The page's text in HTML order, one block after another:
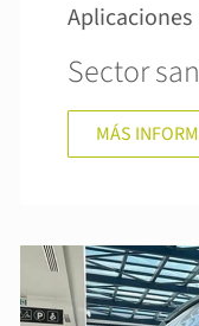
Aplicaciones
Sector
MÁS